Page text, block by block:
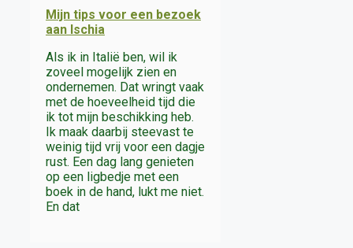
Mijn tips voor een bezoek
aan Ischia
Als ik in Italië ben, wil ik
zoveel mogelijk zien en
ondernemen. Dat wringt vaak
met de hoeveelheid tijd die
ik tot mijn beschikking heb.
Ik maak daarbij steevast te
weinig tijd vrij voor een dagje
rust. Een dag lang genieten
op een ligbedje met een
boek in de hand, lukt me niet.
En dat